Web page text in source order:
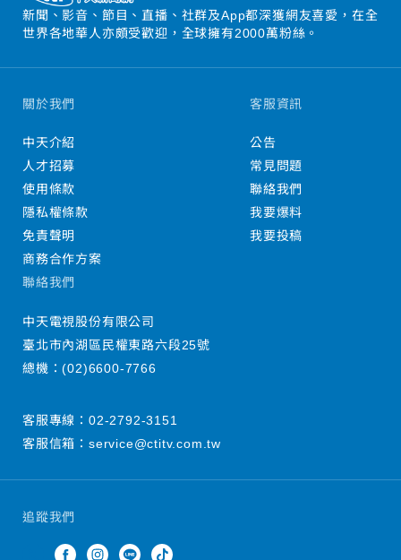
新聞、影音、節目、直播、社群及App都深獲網友喜愛，在全
世界各地華人亦頗受歡迎，全球擁有2000萬粉絲。
追蹤我們
關於我們
中天介紹
人才招募
使用條款
隱私權條款
免責聲明
商務合作方案
客服資訊
公告
常見問題
聯絡我們
我要爆料
我要投稿
聯絡我們
中天電視股份有限公司
臺北市內湖區民權東路六段25號
總機：(02)6600-7766
客服專線： 02-2792-3151
客服信箱： service@ctitv.com.tw